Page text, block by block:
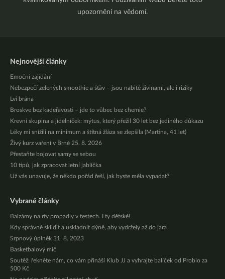
upozornění na vědomí.
Nejnovější články
Emoční zajídání
Nebezpečí zelených smoothie a šťáv – jsou nabité živinami, ale i riziky
Lví brána
Broskve bez kadeřavosti – jde to vůbec bez chemie?
Krevní skupina a jídelníček: mýtus, který přežil 30 let bez jediného důkazu
Léky mi snížili na minimum a štítná žláza se zlepšila (Martina, 41 let)
Živý kurz vaření v Brně 25. 8. 2026
Přestaňte bojovat samy se sebou
10 tipů, jak zpracovat letní jablíčka
Už vás unavuje, že někdo pořád řeší, jak byste měla vypadat?
Vybrané články
Balzámy na rty propadly v testech. I ty dětské!
Kdy správně sklidit a uskladnit dýně, aby vydržely až do jara
Srpnový úplněk 31. 8. 2023
Basketbalový míč
Soutěž: řekněte nám, co vám přináší Klub JJ a vyhrajte balíček od Probio za
500 Kč